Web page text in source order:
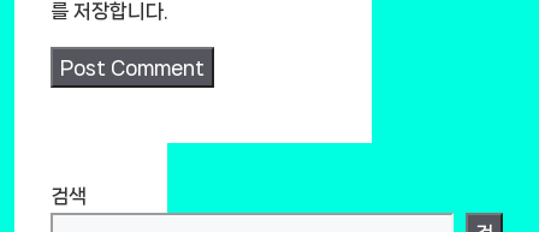
를 저장합니다.
검색